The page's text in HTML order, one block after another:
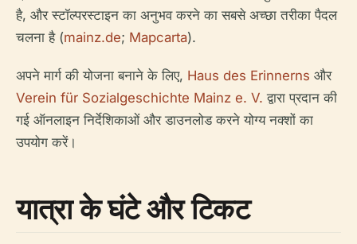
है, और स्टॉल्परस्टाइन का अनुभव करने का सबसे अच्छा तरीका पैदल
चलना है (mainz.de; Mapcarta).
अपने मार्ग की योजना बनाने के लिए, Haus des Erinnerns और
Verein für Sozialgeschichte Mainz e. V. द्वारा प्रदान की
गई ऑनलाइन निर्देशिकाओं और डाउनलोड करने योग्य नक्शों का
उपयोग करें।
यात्रा के घंटे और टिकट